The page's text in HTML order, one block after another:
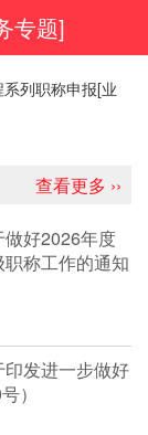
专题]
列职称申报[业
查看更多 ››
好2026年度
称工作的通知
发进一步做好
）